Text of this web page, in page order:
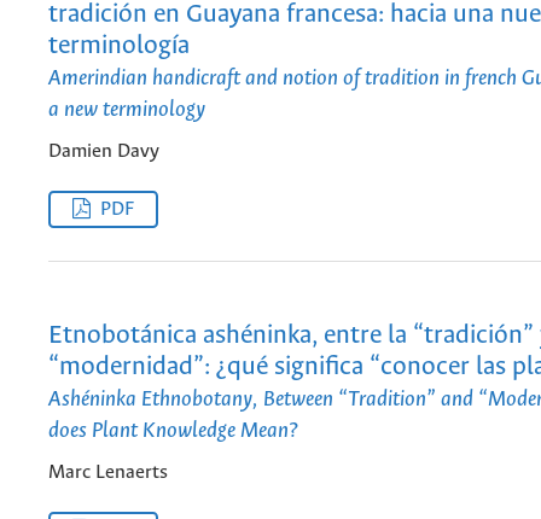
tradición en Guayana francesa: hacia una
terminología
Amerindian handicraft and notion of tradition in french
a new terminology
Damien Davy
PDF
Etnobotánica ashéninka, entre la “tradición”
“modernidad”: ¿qué significa “conocer las
Ashéninka Ethnobotany, Between “Tradition” and
does Plant Knowledge Mean?
Marc Lenaerts